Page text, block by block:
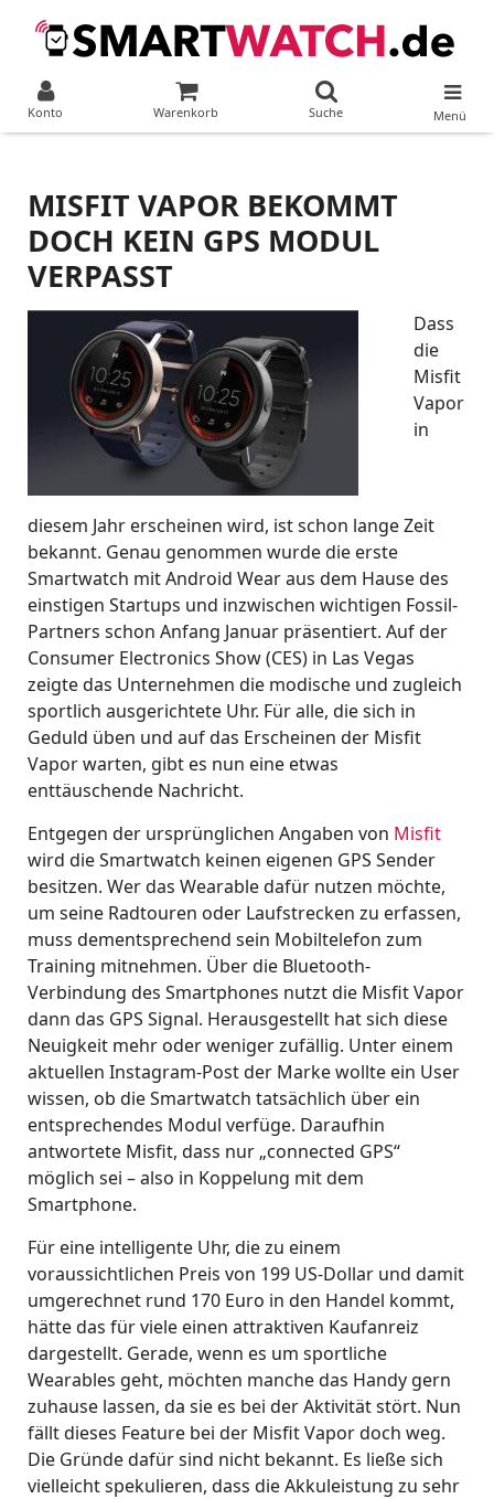
Konto Warenkorb Suche Menü
MISFIT VAPOR BEKOMMT
DOCH KEIN GPS MODUL
VERPASST
Dass
die
Misfit
Vapor
in
diesem Jahr erscheinen wird, ist schon lange Zeit
bekannt. Genau genommen wurde die erste
Smartwatch mit Android Wear aus dem Hause des
einstigen Startups und inzwischen wichtigen Fossil-
Partners schon Anfang Januar präsentiert. Auf der
Consumer Electronics Show (CES) in Las Vegas
zeigte das Unternehmen die modische und zugleich
sportlich ausgerichtete Uhr. Für alle, die sich in
Geduld üben und auf das Erscheinen der Misfit
Vapor warten, gibt es nun eine etwas
enttäuschende Nachricht.
Entgegen der ursprünglichen Angaben von Misfit
wird die Smartwatch keinen eigenen GPS Sender
besitzen. Wer das Wearable dafür nutzen möchte,
um seine Radtouren oder Laufstrecken zu erfassen,
muss dementsprechend sein Mobiltelefon zum
Training mitnehmen. Über die Bluetooth-
Verbindung des Smartphones nutzt die Misfit Vapor
dann das GPS Signal. Herausgestellt hat sich diese
Neuigkeit mehr oder weniger zufällig. Unter einem
aktuellen Instagram-Post der Marke wollte ein User
wissen, ob die Smartwatch tatsächlich über ein
entsprechendes Modul verfüge. Daraufhin
antwortete Misfit, dass nur „connected GPS“
möglich sei – also in Koppelung mit dem
Smartphone.
Für eine intelligente Uhr, die zu einem
voraussichtlichen Preis von 199 US-Dollar und damit
umgerechnet rund 170 Euro in den Handel kommt,
hätte das für viele einen attraktiven Kaufanreiz
dargestellt. Gerade, wenn es um sportliche
Wearables geht, möchten manche das Handy gern
zuhause lassen, da sie es bei der Aktivität stört. Nun
fällt dieses Feature bei der Misfit Vapor doch weg.
Die Gründe dafür sind nicht bekannt. Es ließe sich
vielleicht spekulieren, dass die Akkuleistung zu sehr